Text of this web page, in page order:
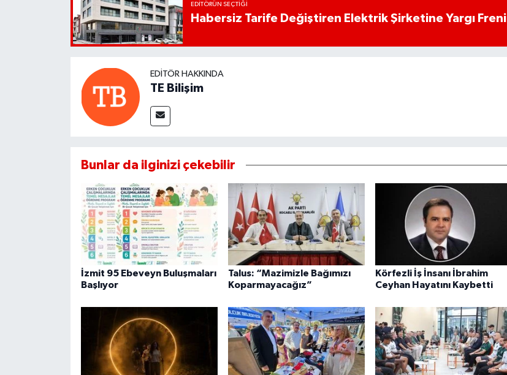
EDITÖRÜN SEÇTIĞI
Habersiz Tarife Değiştiren Elektrik Şirketine Yargı Freni
EDITÖR HAKKINDA
TE Bilişim
Bunlar da ilginizi çekebilir
İzmit 95 Ebeveyn Buluşmaları
Başlıyor
Talus: “Mazimizle Bağımızı
Koparmayacağız”
Körfezli İş İnsanı İbrahim
Ceyhan Hayatını Kaybetti